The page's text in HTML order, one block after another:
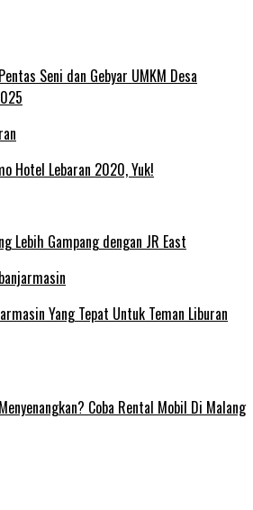
Seni dan Gebyar UMKM Desa
Hotel Lebaran 2020, Yuk!
Lebih Gampang dengan JR East
Yang Tepat Untuk Teman Liburan
Coba Rental Mobil Di Malang